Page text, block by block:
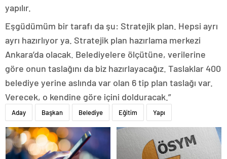
yapılır.
Eşgüdümüm bir tarafı da şu: Stratejik plan. Hepsi ayrı
ayrı hazırlıyor ya. Stratejik plan hazırlama merkezi
Ankara’da olacak. Belediyelere ölçütüne, verilerine
göre onun taslağını da biz hazırlayacağız. Taslaklar 400
belediye yerine aslında var olan 6 tip plan taslağı var.
Verecek, o kendine göre içini dolduracak.”
Aday Başkan Belediye Eğitim Yapı